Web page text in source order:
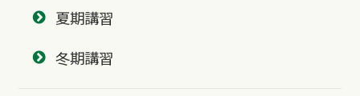
夏期講習
冬期講習